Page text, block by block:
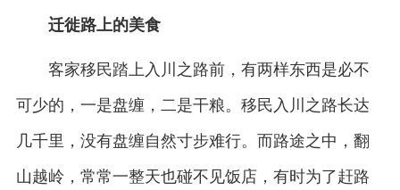
迁徙路上的美食
客家移民踏上入川之路前，有两样东西是必不
可少的，一是盘缠，二是干粮。移民入川之路长达
几千里，没有盘缠自然寸步难行。而路途之中，翻
山越岭，常常一整天也碰不见饭店，有时为了赶路